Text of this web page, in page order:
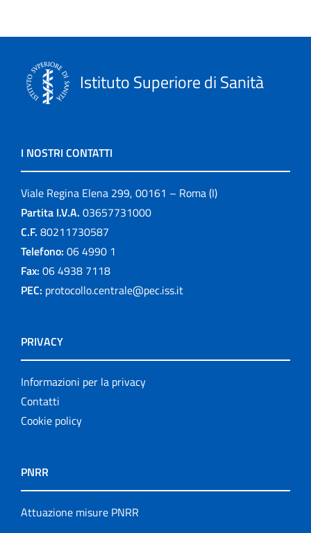
Istituto Superiore di Sanità
I NOSTRI CONTATTI
Viale Regina Elena 299, 00161 – Roma (I)
Partita I.V.A. 03657731000
C.F. 80211730587
Telefono: 06 4990 1
Fax: 06 4938 7118
PEC: protocollo.centrale@pec.iss.it
PRIVACY
Informazioni per la privacy
Contatti
Cookie policy
PNRR
Attuazione misure PNRR